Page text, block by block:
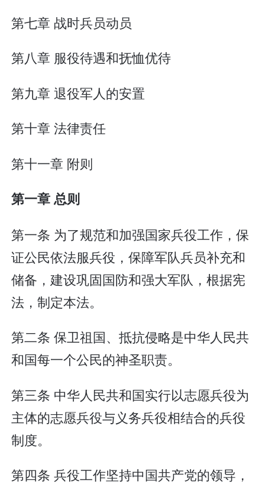
第七章 战时兵员动员
第八章 服役待遇和抚恤优待
第九章 退役军人的安置
第十章 法律责任
第十一章 附则
第一章 总则
第一条 为了规范和加强国家兵役工作，保
证公民依法服兵役，保障军队兵员补充和
储备，建设巩固国防和强大军队，根据宪
法，制定本法。
第二条 保卫祖国、抵抗侵略是中华人民共
和国每一个公民的神圣职责。
第三条 中华人民共和国实行以志愿兵役为
主体的志愿兵役与义务兵役相结合的兵役
制度。
第四条 兵役工作坚持中国共产党的领导，